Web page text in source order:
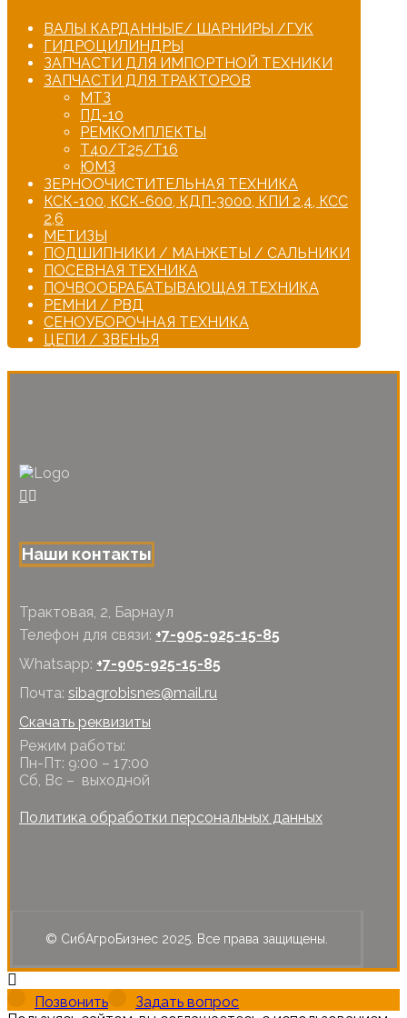
ВАЛЫ КАРДАННЫЕ/ ШАРНИРЫ /ГУК
ГИДРОЦИЛИНДРЫ
ЗАПЧАСТИ ДЛЯ ИМПОРТНОЙ ТЕХНИКИ
ЗАПЧАСТИ ДЛЯ ТРАКТОРОВ
МТЗ
ПД-10
РЕМКОМПЛЕКТЫ
Т40/Т25/Т16
ЮМЗ
ЗЕРНООЧИСТИТЕЛЬНАЯ ТЕХНИКА
КСК-100, КСК-600, КДП-3000, КПИ 2,4, КСС
2,6
МЕТИЗЫ
ПОДШИПНИКИ / МАНЖЕТЫ / САЛЬНИКИ
ПОСЕВНАЯ ТЕХНИКА
ПОЧВООБРАБАТЫВАЮЩАЯ ТЕХНИКА
РЕМНИ / РВД
СЕНОУБОРОЧНАЯ ТЕХНИКА
ЦЕПИ / ЗВЕНЬЯ
Наши контакты
Трактовая, 2, Барнаул
Телефон для связи: +7-905-925-15-85
Whatsapp: +7-905-925-15-85
Почта: sibagrobisnes@mail.ru
Скачать реквизиты
Режим работы:
Пн-Пт: 9:00 – 17:00
Сб, Вс – выходной
Политика обработки персональных данных
© СибАгроБизнес 2025. Все права защищены.
Позвонить
Задать вопрос